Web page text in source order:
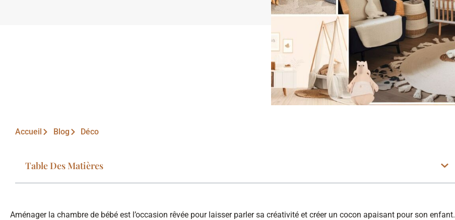
Accueil Blog Déco
Table Des Matières
Aménager la chambre de bébé est l’occasion rêvée pour laisser parler sa créativité et créer un cocon apaisant pour son enfant.